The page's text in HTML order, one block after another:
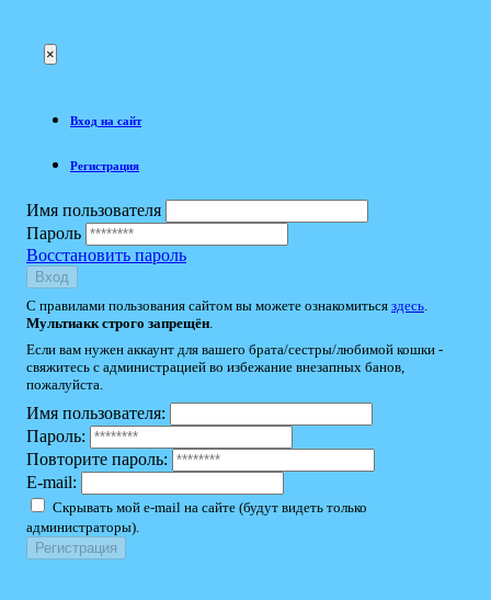
×
Вход на сайт
Регистрация
Имя пользователя
Пароль
Восстановить пароль
Вход
С правилами пользования сайтом вы можете ознакомиться здесь
Мультиакк строго запрещён
Если вам нужен аккаунт для вашего брата/сестры/любимой кошки -
свяжитесь с администрацией во избежание внезапных банов,
пожалуйста.
Имя пользователя:
Пароль:
Повторите пароль:
E-mail:
Скрывать мой e-mail на сайте (будут видеть только
администраторы).